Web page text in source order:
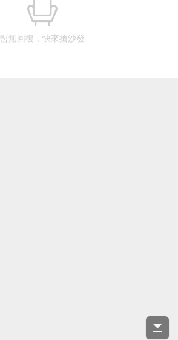
暫無回復，快來搶沙發